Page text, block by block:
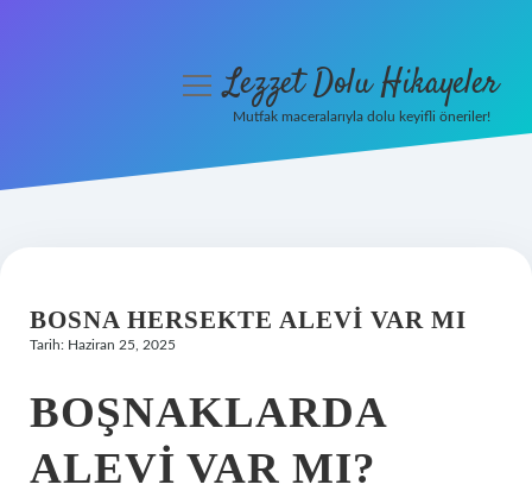
Hakkımızda
menüyüLezzet Dolu Hikayeler
Mutfak maceralarıyla dolu keyifli öneriler!
BOSNA HERSEKTE ALEVI VAR MI
Tarih: Haziran 25, 2025
BOŞNAKLARDA
ALEVI VAR MI?